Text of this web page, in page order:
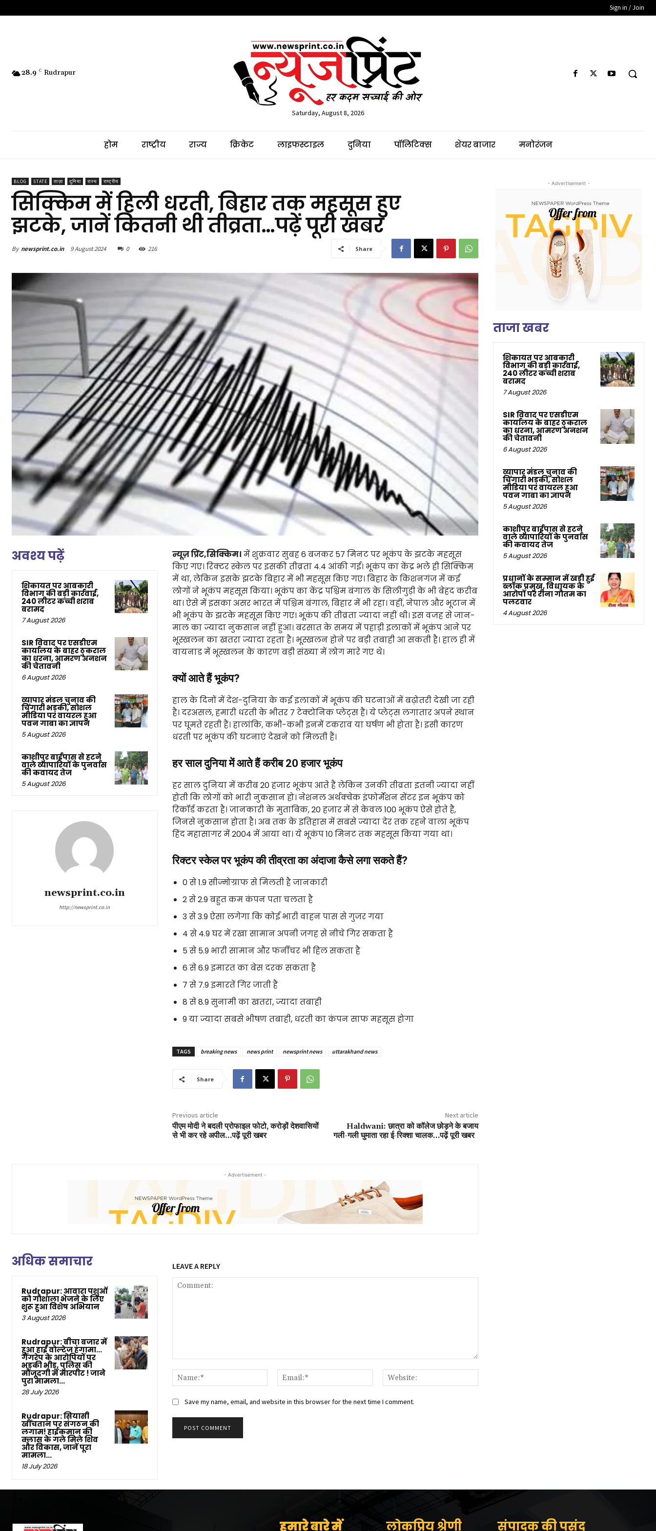
Sign in / Join
28.9 C Rudrapur
Saturday, August 8, 2026
होम राष्ट्रीय राज्य क्रिकेट लाइफस्टाइल दुनिया पॉलिटिक्स शेयर बाजार मनोरंजन
BLOG STATE ताज़ा दुनिया राज्य राष्ट्रीय
सिक्किम में हिली धरती, बिहार तक महसूस हुए
झटके, जानें कितनी थी तीव्रता…पढ़ें पूरी खबर
By newsprint.co.in 9 August 2024 0 216 Share
अवश्य पढ़ें
शिकायत पर आबकारी
विभाग की बड़ी कार्रवाई,
240 लीटर कच्ची शराब
बरामद
7 August 2026
SIR विवाद पर एसडीएम
कार्यालय के बाहर ठुकराल
का धरना, आमरण अनशन
की चेतावनी
6 August 2026
व्यापार मंडल चुनाव की
चिंगारी भड़की, सोशल
मीडिया पर वायरल हुआ
पवन गाबा का ज्ञापन
5 August 2026
काशीपुर बाईपास से हटने
वाले व्यापारियों के पुनर्वास
की कवायद तेज
5 August 2026
newsprint.co.in
http://newsprint.co.in
न्यूज़ प्रिंट,सिक्किम। में शुक्रवार सुबह 6 बजकर 57 मिनट पर भूकंप के झटके महसूस
किए गए। रिक्टर स्केल पर इसकी तीव्रता 4.4 आंकी गई। भूकंप का केंद्र भले ही सिक्किम
में था, लेकिन इसके झटके बिहार में भी महसूस किए गए। बिहार के किशनगंज में कई
लोगों ने भूकंप महसूस किया। भूकंप का केंद्र पश्चिम बंगाल के सिलीगुड़ी के भी बेहद करीब
था। ऐसे में इसका असर भारत में पश्चिम बंगाल, बिहार में भी रहा। वहीं, नेपाल और भूटान में
भी भूकंप के झटके महसूस किए गए। भूकंप की तीव्रता ज्यादा नहीं थी। इस वजह से जान-
माल का ज्यादा नुकसान नहीं हुआ। बरसात के समय में पहाड़ी इलाकों में भूकंप आने पर
भूस्खलन का खतरा ज्यादा रहता है। भूस्खलन होने पर बड़ी तबाही आ सकती है। हाल ही में
वायनाड में भूस्खलन के कारण बड़ी संख्या में लोग मारे गए थे।
क्यों आते हैं भूकंप?
हाल के दिनों में देश-दुनिया के कई इलाकों में भूकंप की घटनाओं में बढ़ोतरी देखी जा रही
है। दरअसल, हमारी धरती के भीतर 7 टेक्टोनिक प्लेट्स हैं। ये प्लेट्स लगातार अपने स्थान
पर घूमते रहती हैं। हालांकि, कभी-कभी इनमें टकराव या घर्षण भी होता है। इसी कारण
धरती पर भूकंप की घटनाएं देखने को मिलती हैं।
हर साल दुनिया में आते हैं करीब 20 हजार भूकंप
हर साल दुनिया में करीब 20 हजार भूकंप आते हैं लेकिन उनकी तीव्रता इतनी ज्यादा नहीं
होती कि लोगों को भारी नुकसान हो। नेशनल अर्थक्वेक इंफोर्मेशन सेंटर इन भूकंप को
रिकॉर्ड करता है। जानकारी के मुताबिक, 20 हजार में से केवल 100 भूकंप ऐसे होते हैं,
जिनसे नुकसान होता है। अब तक के इतिहास में सबसे ज्यादा देर तक रहने वाला भूकंप
हिंद महासागर में 2004 में आया था। ये भूकंप 10 मिनट तक महसूस किया गया था।
रिक्टर स्केल पर भूकंप की तीव्रता का अंदाजा कैसे लगा सकते हैं?
0 से 1.9 सीज्मोग्राफ से मिलती है जानकारी
2 से 2.9 बहुत कम कंपन पता चलता है
3 से 3.9 ऐसा लगेगा कि कोई भारी वाहन पास से गुजर गया
4 से 4.9 घर में रखा सामान अपनी जगह से नीचे गिर सकता है
5 से 5.9 भारी सामान और फर्नीचर भी हिल सकता है
6 से 6.9 इमारत का बेस दरक सकता है
7 से 7.9 इमारतें गिर जाती हैं
8 से 8.9 सुनामी का खतरा, ज्यादा तबाही
9 या ज्यादा सबसे भीषण तबाही, धरती का कंपन साफ महसूस होगा
TAGS breaking news news print newsprint news uttarakhand news
Share
Previous article
पीएम मोदी ने बदली प्रोफाइल फोटो, करोड़ों देशवासियों
से भी कर रहे अपील…पढ़ें पूरी खबर
Next article
Haldwani: छात्रा को कॉलेज छोड़ने के बजाय
गली-गली घुमाता रहा ई-रिक्शा चालक…पढ़ें पूरी खबर
- Advertisement -
अधिक समाचार
Rudrapur: आवारा पशुओं
को गौशाला भेजने के लिए
शुरू हुआ विशेष अभियान
3 August 2026
Rudrapur: बीचा बजार में
हुआ हाई वोल्टेज हंगामा…
गैंगरेप के आरोपियों पर
भड़की भीड़, पुलिस की
मौजूदगी में मारपीट ! जाने
पुरा मामला…
28 July 2026
Rudrapur: सियासी
खींचतान पर संगठन की
लगाम! हाईकमान की
क्लास के गले मिले शिव
और विकास, जानें पूरा
मामला…
18 July 2026
LEAVE A REPLY
Name:*
Email:*
Save my name, email, and website in this browser for the next time I comment.
- Advertisement -
ताजा खबर
शिकायत पर आबकारी
विभाग की बड़ी कार्रवाई,
240 लीटर कच्ची शराब
बरामद
7 August 2026
SIR विवाद पर एसडीएम
कार्यालय के बाहर ठुकराल
का धरना, आमरण अनशन
की चेतावनी
6 August 2026
व्यापार मंडल चुनाव की
चिंगारी भड़की, सोशल
मीडिया पर वायरल हुआ
पवन गाबा का ज्ञापन
5 August 2026
काशीपुर बाईपास से हटने
वाले व्यापारियों के पुनर्वास
की कवायद तेज
5 August 2026
प्रधानों के सम्मान में खड़ी हुई
ब्लॉक प्रमुख, विधायक के
आरोपों पर रीना गौतम का
पलटवार
4 August 2026
हमारे बारे में लोकप्रिय श्रेणी संपादक की पसंद